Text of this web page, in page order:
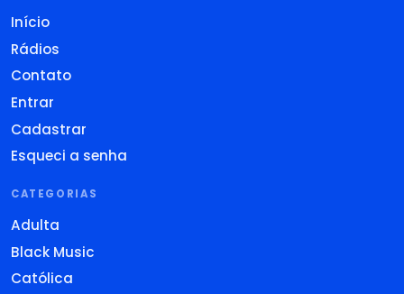
Início
Rádios
Contato
Entrar
Cadastrar
Esqueci a senha
CATEGORIAS
Adulta
Black Music
Católica